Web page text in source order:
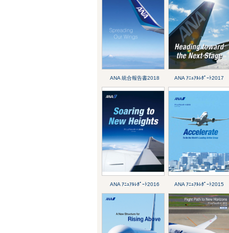
ANA 統合報告書2018 ANA ｱﾆｭｱﾙﾚﾎﾟｰﾄ2017
ANA ｱﾆｭｱﾙﾚﾎﾟｰﾄ2016 ANA ｱﾆｭｱﾙﾚﾎﾟｰﾄ2015